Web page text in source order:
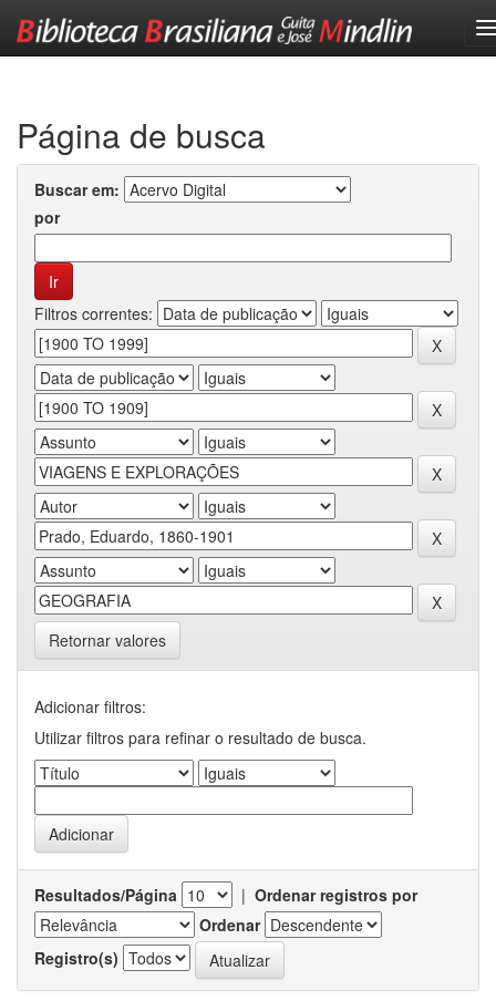
Página de busca
Buscar em:
por
Filtros correntes:
Retornar valores
Adicionar filtros:
Utilizar filtros para refinar o resultado de busca.
Resultados/Página | Ordenar registros por
Ordenar
Registro(s)